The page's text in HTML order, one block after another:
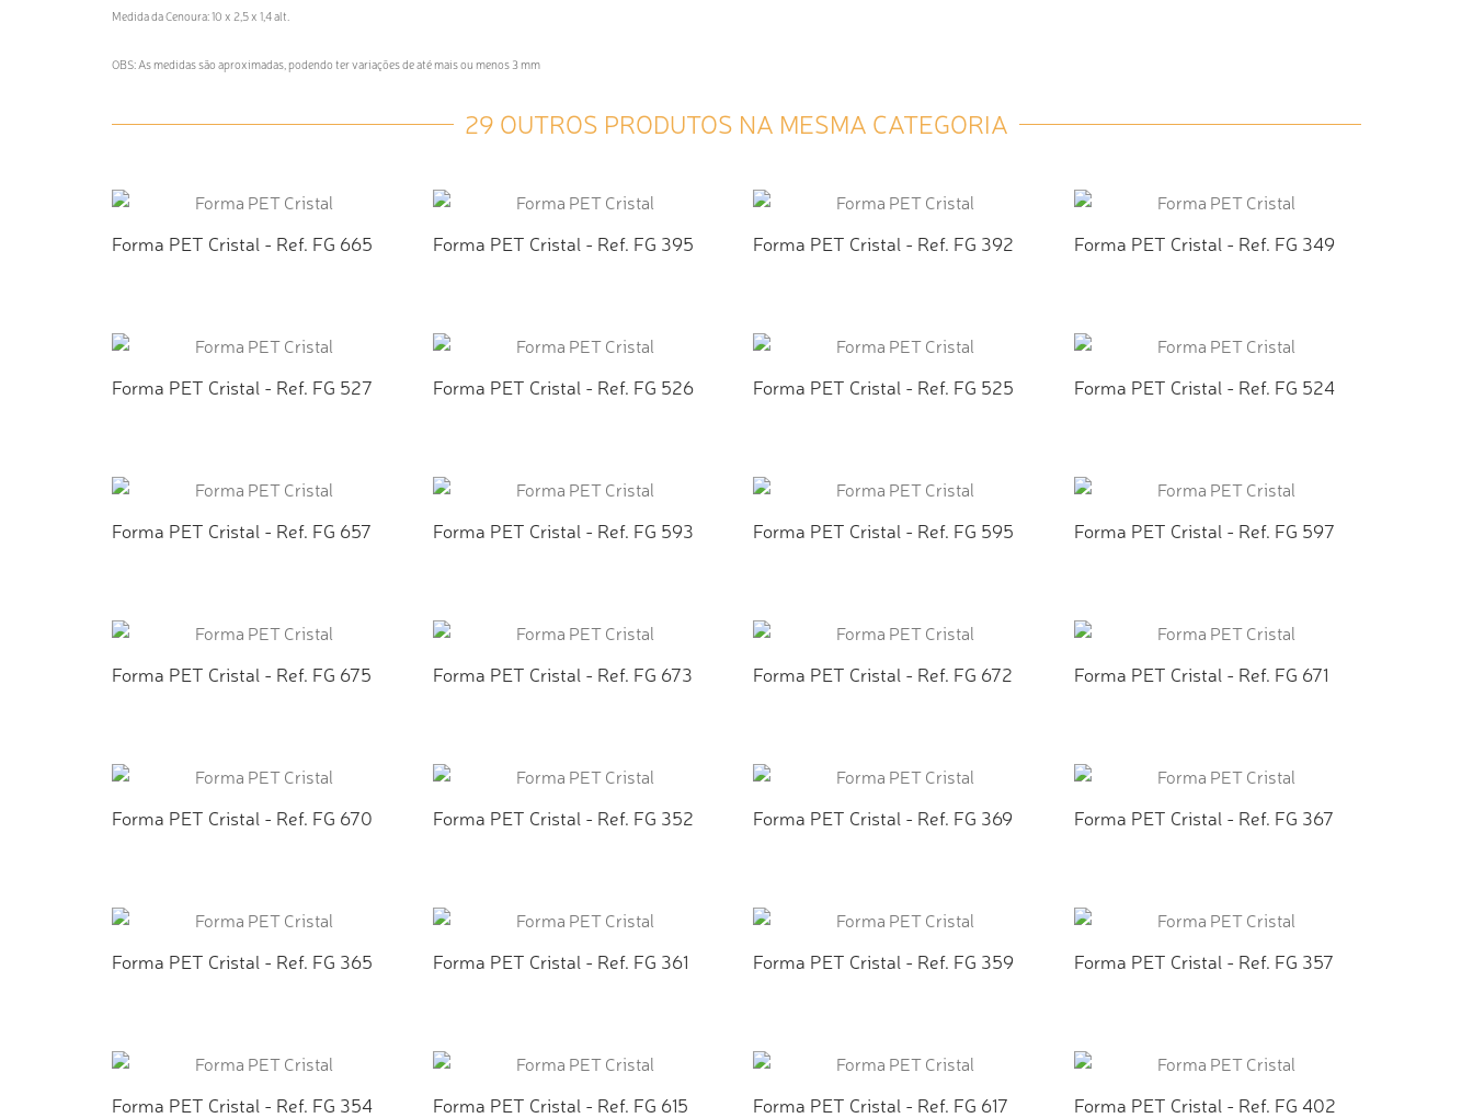
Medida da Cenoura: 10 x 2,5 x 1,4 alt.
OBS: As medidas são aproximadas, podendo ter variações de até mais ou menos 3 mm
29 OUTROS PRODUTOS NA MESMA CATEGORIA
Forma PET Cristal - Ref. FG 665 Forma PET Cristal - Ref. FG 395 Forma PET Cristal - Ref. FG 392 Forma PET Cristal - Ref. FG 349
Forma PET Cristal - Ref. FG 527 Forma PET Cristal - Ref. FG 526 Forma PET Cristal - Ref. FG 525 Forma PET Cristal - Ref. FG 524
Forma PET Cristal - Ref. FG 657 Forma PET Cristal - Ref. FG 593 Forma PET Cristal - Ref. FG 595 Forma PET Cristal - Ref. FG 597
Forma PET Cristal - Ref. FG 675 Forma PET Cristal - Ref. FG 673 Forma PET Cristal - Ref. FG 672 Forma PET Cristal - Ref. FG 671
Forma PET Cristal - Ref. FG 670 Forma PET Cristal - Ref. FG 352 Forma PET Cristal - Ref. FG 369 Forma PET Cristal - Ref. FG 367
Forma PET Cristal - Ref. FG 365 Forma PET Cristal - Ref. FG 361 Forma PET Cristal - Ref. FG 359 Forma PET Cristal - Ref. FG 357
Forma PET Cristal - Ref. FG 354 Forma PET Cristal - Ref. FG 615 Forma PET Cristal - Ref. FG 617 Forma PET Cristal - Ref. FG 402